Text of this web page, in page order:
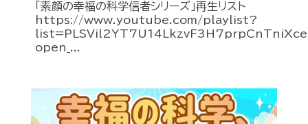
「素顔の幸福の科学信者シリーズ」再生リスト
https://www.youtube.com/playlist?
open_...